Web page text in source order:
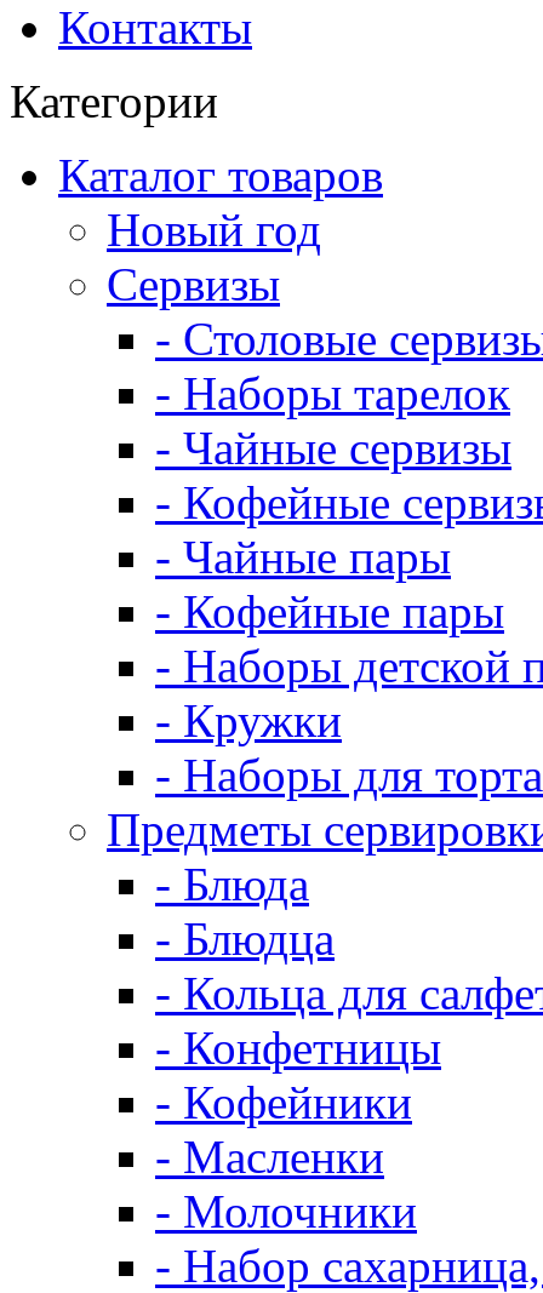
Контакты
Категории
Каталог товаров
Новый год
Сервизы
- Столовые
- Наборы тарелок
- Чайные сервизы
- Кофейные
- Чайные пары
- Кофейные пары
- Наборы детской
- Кружки
- Наборы для торта
Предметы
- Блюда
- Блюдца
- Кольца для
- Конфетницы
- Кофейники
- Масленки
- Молочники
- Набор